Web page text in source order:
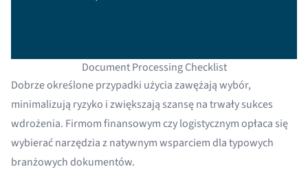
Document Processing Checklist
Dobrze określone przypadki użycia zawężają wybór,
minimalizują ryzyko i zwiększają szansę na trwały sukces
wdrożenia. Firmom finansowym czy logistycznym opłaca się
wybierać narzędzia z natywnym wsparciem dla typowych
branżowych dokumentów.